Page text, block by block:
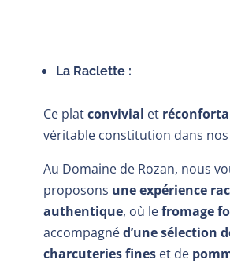
La Raclette :
Ce platconvivial et
véritable constitution dans
Au Domaine de Rozan, nous
proposons une expérience
authentique, où lefromage
accompagnéd’une sélection
charcuteries fineset de